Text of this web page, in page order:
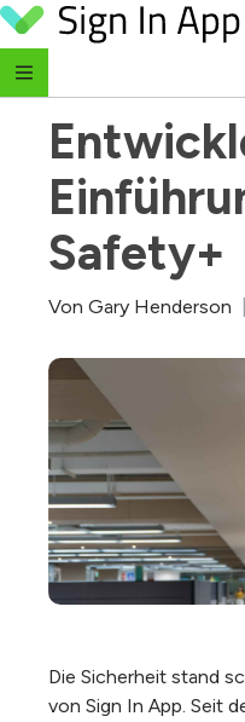
Skip to content
Safety+
Von Gary Henderson
Die Sicherheit stand
von Sign In App. Seit